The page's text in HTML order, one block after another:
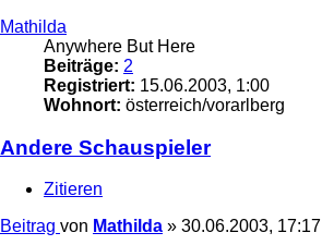
Mathilda
Anywhere But Here
Beiträge: 2
Registriert: 15.06.2003, 1:00
Wohnort: österreich/vorarlberg
Andere Schauspieler
Zitieren
Beitrag von Mathilda » 30.06.2003, 17:17